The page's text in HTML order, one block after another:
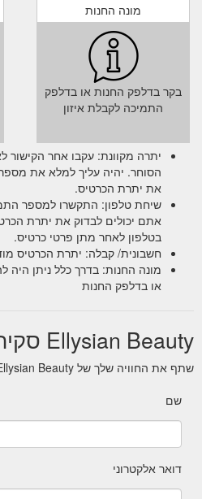
מונה החנות
בקר בדלפק החנות או בדלפק
התמיכה לקבלת איזון
יתרה מקוונת: עקבו אחר
הסוחר. יהיה עליך למלא את
את יתרת הכרטיס.
שיחת טלפון: התקשרו למספר
אתם יכולים לבדוק את יתרת
בטלפון לאחר מתן פרטי כרטיס.
חשבונית/ קבלה: יתרת הכרטיס
מונה החנות: בדרך כלל ניתן היה
או בדלפק החנות
Ellysian Beauty סקירת משתמשים
שתף את החוויה שלך של Ellysian Beauty
שם
דואר אלקטרוני